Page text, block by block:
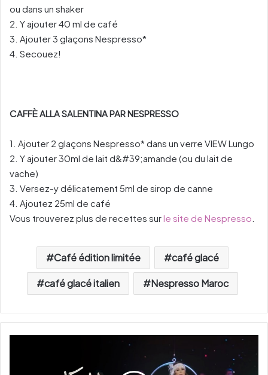
ou dans un shaker
2. Y ajouter 40 ml de café
3. Ajouter 3 glaçons Nespresso*
4. Secouez!
CAFFÈ ALLA SALENTINA PAR NESPRESSO
1. Ajouter 2 glaçons Nespresso* dans un verre VIEW Lungo
2. Y ajouter 30ml de lait d&#39;amande (ou du lait de
vache)
3. Versez-y délicatement 5ml de sirop de canne
4. Ajoutez 25ml de café
Vous trouverez plus de recettes surle site de Nespresso
Café édition limitée café glacé
café glacé italien Nespresso Maroc